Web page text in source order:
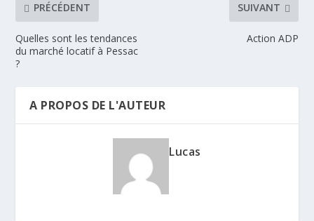
PRÉCÉDENT
Quelles sont les tendances
du marché locatif à Pessac
?
SUIVANT
Action ADP
A PROPOS DE L'AUTEUR
Lucas